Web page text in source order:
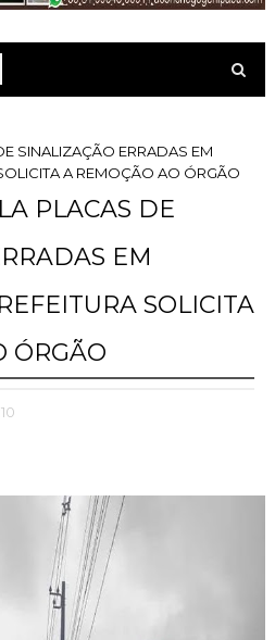
SINALIZAÇÃO ERRADAS EM
A REMOÇÃO AO ÓRGÃO
PLACAS DE
EM
SOLICITA
ÓRGÃO